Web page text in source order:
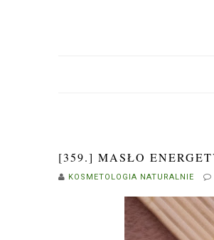
[359.] MASŁO
KOSMETOLOGIA NATURALNIE